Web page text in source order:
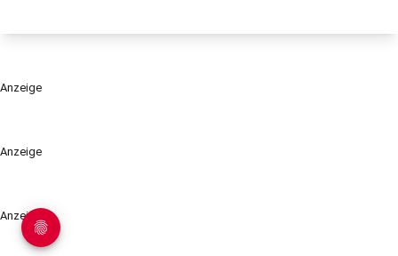
Anzeige
Anzeige
Anzeige